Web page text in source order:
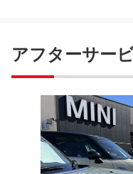
アフターサー